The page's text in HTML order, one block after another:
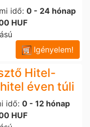
idő: 0 - 24 hónap
HUF
Igényelem!
Hitel-
éven túli
idő: 0 - 12 hónap
HUF